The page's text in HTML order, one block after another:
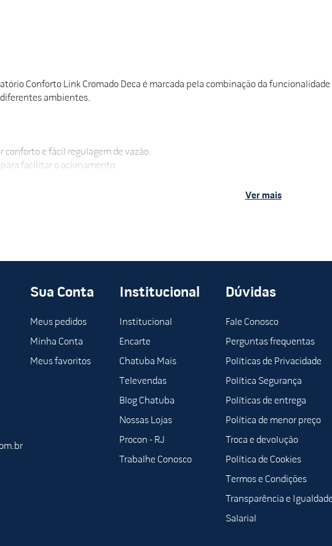
Conforto Link Cromado Deca é marcada pela combinação da
ambientes.
conforto e fácil regulagem de vazão.
facilitar o acionamento
Ver mais
Sua Conta
Meus pedidos
Minha Conta
Meus favoritos
Institucional
Institucional
Encarte
Chatuba Mais
Televendas
Blog Chatuba
Nossas Lojas
Procon - RJ
Trabalhe Conosco
Dúvidas
Fale Conosco
Perguntas frequentas
Políticas de Privacidade
Política Segurança
Políticas de entrega
Política de menor preço
Troca e devolução
Política de Cookies
Termos e Condições
Transparência e Igualdade
Salarial